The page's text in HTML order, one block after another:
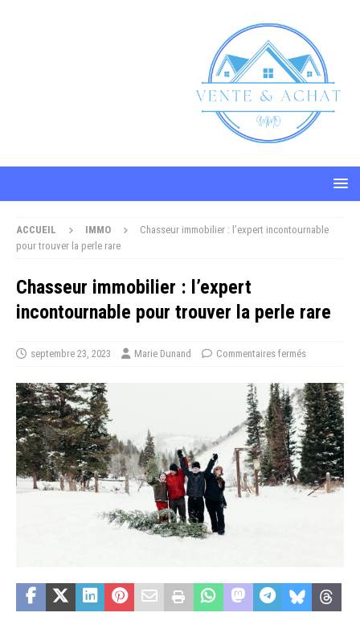
ACCUEIL IMMO
Chasseur immobilier : l’expert incontournable
pour trouver la perle rare
Chasseur immobilier : l’expert
incontournable pour trouver la perle rare
septembre 23, 2023 Marie Dunand Commentaires fermés